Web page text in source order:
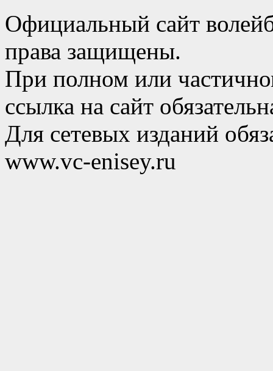
Официальный сайт
права защищены.
При полном или
ссылка на сайт
Для сетевых изданий
www.vc-enisey.ru